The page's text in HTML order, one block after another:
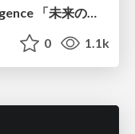
0 1.1k